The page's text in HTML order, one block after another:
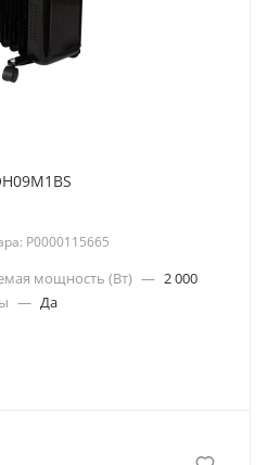
Р0000115665
мощность (Вт) — 2 000
— Да